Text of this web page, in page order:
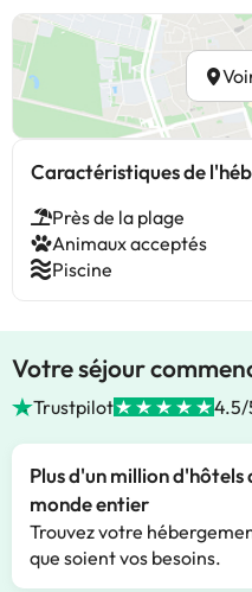
Caractéristiques de
Près de la plage
Animaux acceptés
Piscine
Votre séjour
Trustpilot 4.5/
Plus d'un million d'hôtels
monde entier
Trouvez votre
que soient vos besoins.